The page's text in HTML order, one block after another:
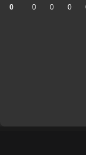
0
0
0
0